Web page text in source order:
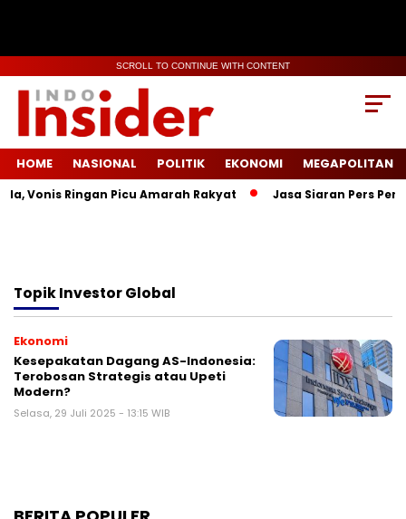
SCROLL TO CONTINUE WITH CONTENT
HOME NASIONAL POLITIK EKONOMI MEGAPOLITAN
Vonis Ringan Picu Amarah Rakyat Jasa Siaran Pers
TopikInvestor Global
Ekonomi
Kesepakatan Dagang AS-Indonesia:
Terobosan Strategis atau Upeti
Modern?
Selasa, 29 Juli 2025 - 13:15 WIB